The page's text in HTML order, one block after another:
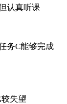
认真听课
务C能够完成
失望